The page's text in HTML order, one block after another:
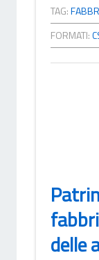
TAG:
FORMATI:
delle